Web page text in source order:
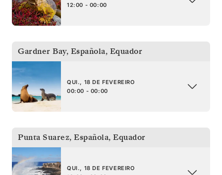
12:00 - 00:00
Gardner Bay, Española, Equador
QUI., 18 DE FEVEREIRO
00:00 - 00:00
Punta Suarez, Española, Equador
QUI., 18 DE FEVEREIRO